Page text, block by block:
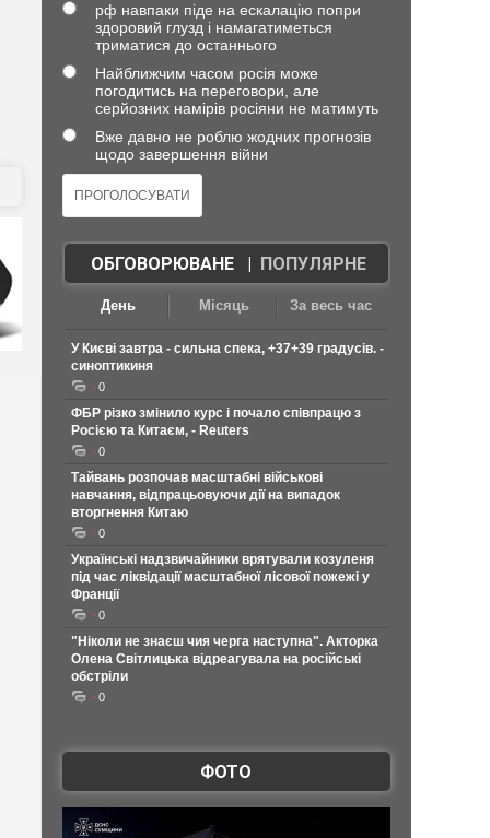
рф навпаки піде на ескалацію попри
здоровий глузд і намагатиметься
триматися до останнього
Найближчим часом росія може
погодитись на переговори, але
серйозних намірів росіяни не матимуть
Вже давно не роблю жодних прогнозів
щодо завершення війни
ОБГОВОРЮВАНЕ| ПОПУЛЯРНЕ
День Місяць За весь час
У Києві завтра - сильна спека, +37+39 градусів. -
синоптикиня
0
ФБР різко змінило курс і почало співпрацю з
Росією та Китаєм, - Reuters
0
Тайвань розпочав масштабні військові
навчання, відпрацьовуючи дії на випадок
вторгнення Китаю
0
Українські надзвичайники врятували козуленя
під час ліквідації масштабної лісової пожежі у
Франції
0
"Ніколи не знаєш чия черга наступна". Акторка
Олена Світлицька відреагувала на російські
обстріли
0
ФОТО